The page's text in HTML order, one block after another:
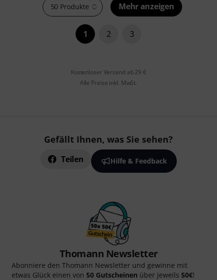
50 Produkte Mehr anzeigen
1 2 3
Kostenloser Versand ab 29 €
Alle Preise inkl. MwSt.
Gefällt Ihnen, was Sie sehen?
Teilen Hilfe & Feedback
Thomann Newsletter
Abonniere den Thomann Newsletter und gewinne mit
etwas Glück einen von 50 Gutscheinen über jeweils 50€!